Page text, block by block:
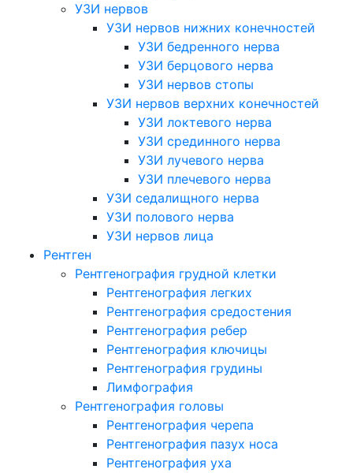
УЗИ нервов
УЗИ нервов нижних конечностей
УЗИ бедренного нерва
УЗИ берцового нерва
УЗИ нервов стопы
УЗИ нервов верхних конечностей
УЗИ локтевого нерва
УЗИ срединного нерва
УЗИ лучевого нерва
УЗИ плечевого нерва
УЗИ седалищного нерва
УЗИ полового нерва
УЗИ нервов лица
Рентген
Рентгенография грудной клетки
Рентгенография легких
Рентгенография средостения
Рентгенография ребер
Рентгенография ключицы
Рентгенография грудины
Лимфография
Рентгенография головы
Рентгенография черепа
Рентгенография пазух носа
Рентгенография уха